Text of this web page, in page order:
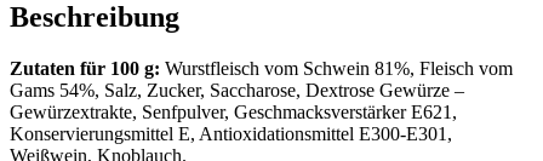
Beschreibung
Zutaten für 100 g: Wurstfleisch vom Schwein 81%, Fleisch vom
Gams 54%, Salz, Zucker, Saccharose, Dextrose Gewürze –
Gewürzextrakte, Senfpulver, Geschmacksverstärker E621,
Konservierungsmittel E, Antioxidationsmittel E300-E301,
Weißwein, Knoblauch.